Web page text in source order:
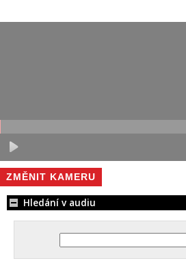
ZMĚNIT KAMERU
Hledání v audiu